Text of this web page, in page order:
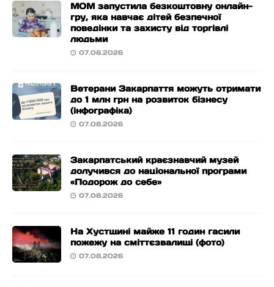
МОМ запустила безкоштовну онлайн-
гру, яка навчає дітей безпечної
поведінки та захисту від торгівлі
людьми
07.08.2026
Ветерани Закарпаття можуть отримати
до 1 млн грн на розвиток бізнесу
(інфографіка)
07.08.2026
Закарпатський краєзнавчий музей
долучився до національної програми
«Подорож до себе»
07.08.2026
На Хустщині майже 11 годин гасили
пожежу на сміттєзвалищі (фото)
07.08.2026